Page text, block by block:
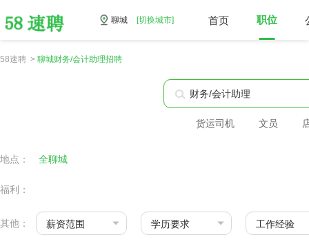
聊城 [切换城市] 首页 职位
58速聘 > 聊城财务/会计助理招聘
货运司机 文员
地点： 全聊城
福利：
其他： 薪资范围 学历要求 工作经验